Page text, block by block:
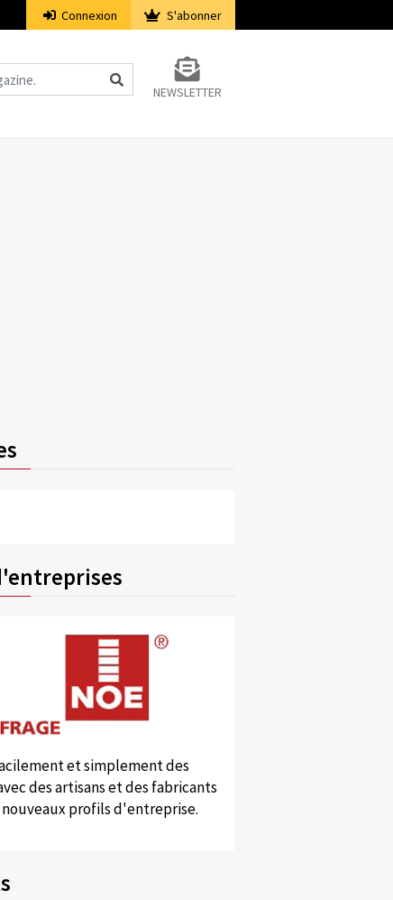
Connexion S'abonner
NEWSLETTER
et simplement des
des artisans et des fabricants
nouveaux profils d'entreprise.